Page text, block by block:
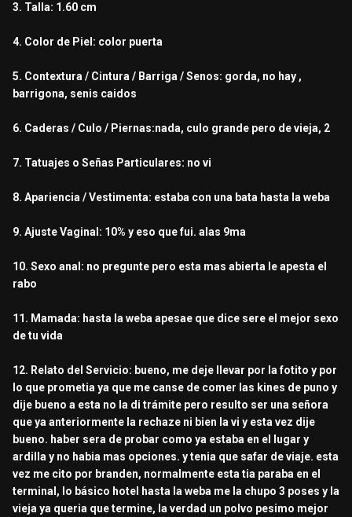
3. Talla: 1.60 cm
4. Color de Piel: color puerta
5. Contextura / Cintura / Barriga / Senos: gorda, no hay ,
barrigona, senis caidos
6. Caderas / Culo / Piernas:nada, culo grande pero de vieja, 2
7. Tatuajes o Señas Particulares: no vi
8. Apariencia / Vestimenta: estaba con una bata hasta la weba
9. Ajuste Vaginal: 10% y eso que fui. alas 9ma
10. Sexo anal: no pregunte pero esta mas abierta le apesta el
rabo
11. Mamada: hasta la weba apesae que dice sere el mejor sexo
de tu vida
12. Relato del Servicio: bueno, me deje llevar por la fotito y por
lo que prometia ya que me canse de comer las kines de puno y
dije bueno a esta no la di trámite pero resulto ser una señora
que ya anteriormente la rechaze ni bien la vi y esta vez dije
bueno. haber sera de probar como ya estaba en el lugar y
ardilla y no habia mas opciones. y tenia que safar de viaje. esta
vez me cito por branden, normalmente esta tia paraba en el
terminal, lo básico hotel hasta la weba me la chupo 3 poses y la
vieja ya queria que termine, la verdad un polvo pesimo mejor